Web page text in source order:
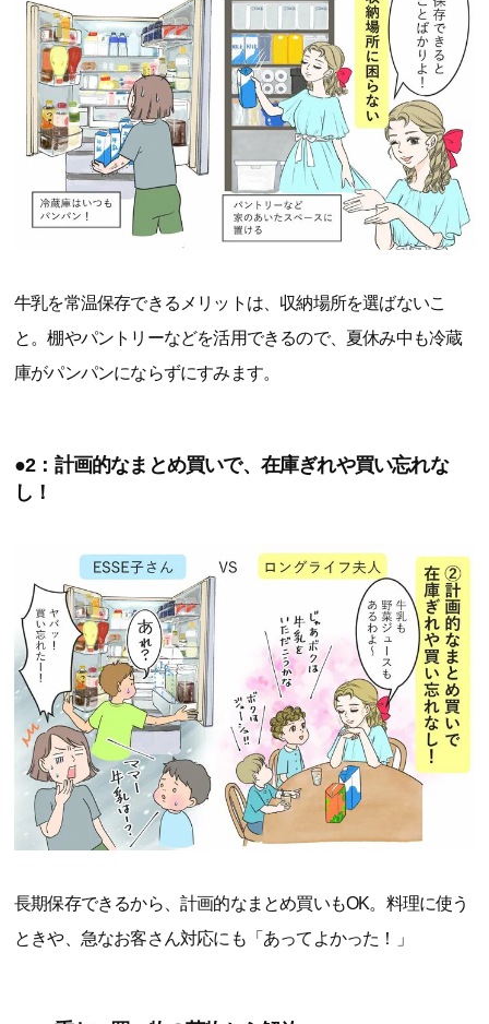
牛乳を常温保存できるメリットは、収納場所を選ばないこ
と。棚やパントリーなどを活用できるので、夏休み中も冷蔵
庫がパンパンにならずにすみます。
●2：計画的なまとめ買いで、在庫ぎれや買い忘れな
し！
長期保存できるから、計画的なまとめ買いもOK。料理に使う
ときや、急なお客さん対応にも「あってよかった！」